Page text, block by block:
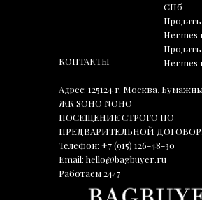
СПб
Hermes
Hermes
КОНТАКТЫ
Адрес: 125124 г. Москва,
ЖК SOHO NOHO
ПОСЕЩЕНИЕ СТРОГО ПО
ПРЕДВАРИТЕЛЬНОЙ
Телефон: +7 (915) 126-48-30
Email: hello@bagbuyer.ru
Работаем 24/7